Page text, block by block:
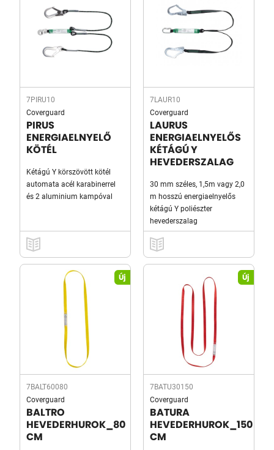
7PIRU10
Coverguard
PIRUS
ENERGIAELNYELŐ
KÖTÉL
Kétágú Y körszövött kötél
automata acél karabinerrel
és 2 aluminium kampóval
7LAUR10
Coverguard
LAURUS
ENERGIAELNYELŐS
KÉTÁGÚ Y
HEVEDERSZALAG
30 mm széles, 1,5m vagy 2,0
m hosszú energiaelnyelős
kétágú Y poliészter
hevederszalag
Új
7BALT60080
Coverguard
BALTRO
HEVEDERHUROK_80
CM
Új
7BATU30150
Coverguard
BATURA
HEVEDERHUROK_150
CM